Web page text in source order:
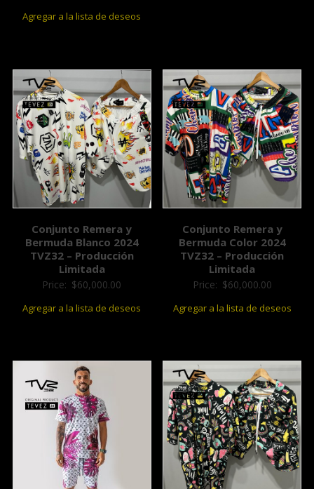
Agregar a la lista de deseos
Conjunto Remera y
Bermuda Blanco 2024
TVZ32 – Producción
Limitada
Price: $60,000.00
Agregar a la lista de deseos
Conjunto Remera y
Bermuda Color 2024
TVZ32 – Producción
Limitada
Price: $60,000.00
Agregar a la lista de deseos